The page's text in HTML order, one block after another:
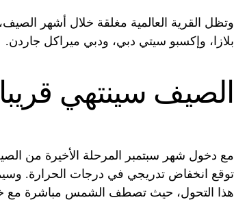
وتظل القرية العالمية مغلقة خلال أشهر
بلازا، وإكسبو سيتي دبي، ودبي ميراكل جاردن.
الصيف سينتهي قريبا
مع دخول شهر سبتمبر المرحلة الأخيرة من
هذا التحول، حيث تصطف الشمس مباشرة مع